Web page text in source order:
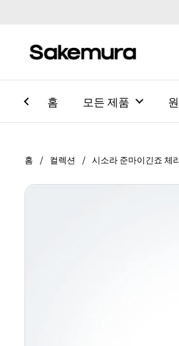
홈 모든 제품
홈 / 컬렉션 / 시소라 준마이긴죠 체